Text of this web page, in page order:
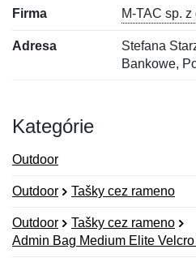
Firma M-TAC sp. z
Adresa
Stefana
Bankowe,
Kategórie
Outdoor
Outdoor Tašky cez rameno
Outdoor
Tašky cez rameno
Admin Bag Medium Elite